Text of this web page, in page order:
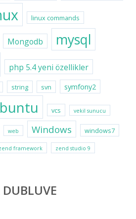
linux commands
Mongodb mysql
php 5.4 yeni özellikler
string svn symfony2
vcs vekil sunucu
web Windows
windows7
framework zend studio 9
DUBLUVE